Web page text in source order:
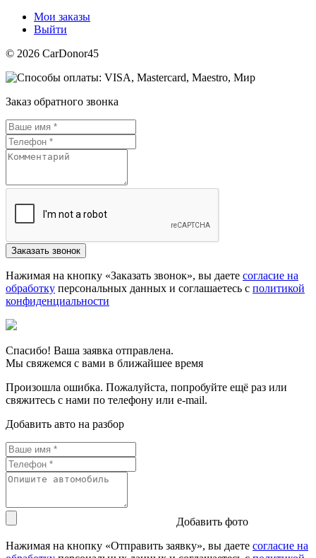
Мои заказы
Выйти
© 2026 CarDonor45
Заказ обратного звонка
Нажимая на кнопку «Заказать звонок», вы даете согласие на
обработку персональных данных и соглашаетесь c политикой
конфиденциальности
Спасибо! Ваша заявка отправлена.
Мы свяжемся с вами в ближайшее время
Произошла ошибка. Пожалуйста, попробуйте ещё раз или
свяжитесь с нами по телефону или e-mail.
Добавить авто на разбор
Добавить фото
Нажимая на кнопку «Отправить заявку», вы даете согласие на